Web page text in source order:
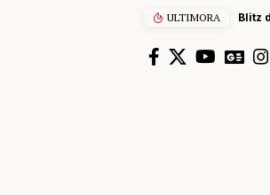
ULTIMORA
centinaia di scooter elettrici venduti come bici